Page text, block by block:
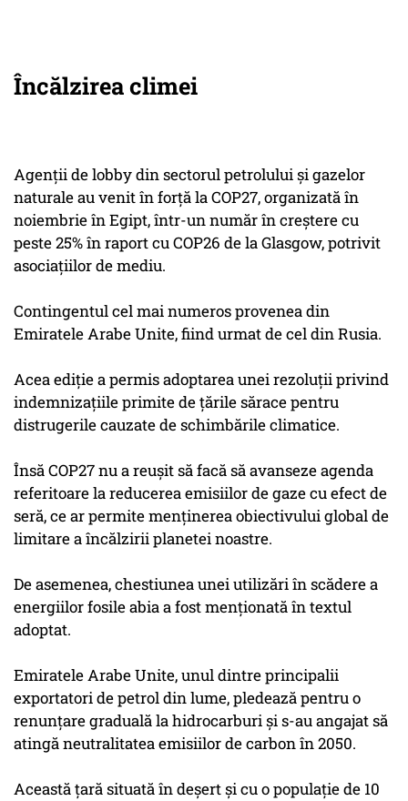
Încălzirea climei
Agenţii de lobby din sectorul petrolului şi gazelor
naturale au venit în forţă la COP27, organizată în
noiembrie în Egipt, într-un număr în creştere cu
peste 25% în raport cu COP26 de la Glasgow, potrivit
asociaţiilor de mediu.
Contingentul cel mai numeros provenea din
Emiratele Arabe Unite, fiind urmat de cel din Rusia.
Acea ediţie a permis adoptarea unei rezoluţii privind
indemnizaţiile primite de ţările sărace pentru
distrugerile cauzate de schimbările climatice.
Însă COP27 nu a reuşit să facă să avanseze agenda
referitoare la reducerea emisiilor de gaze cu efect de
seră, ce ar permite menţinerea obiectivului global de
limitare a încălzirii planetei noastre.
De asemenea, chestiunea unei utilizări în scădere a
energiilor fosile abia a fost menţionată în textul
adoptat.
Emiratele Arabe Unite, unul dintre principalii
exportatori de petrol din lume, pledează pentru o
renunţare graduală la hidrocarburi şi s-au angajat să
atingă neutralitatea emisiilor de carbon în 2050.
Această ţară situată în deşert şi cu o populaţie de 10